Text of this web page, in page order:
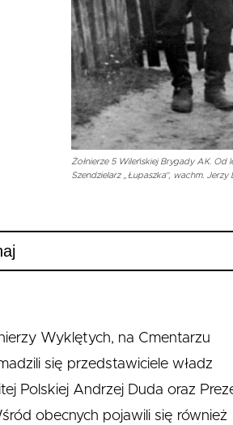
Żołnierze 5 Wileńskiej Brygady AK. Od
Szendzielarz „Łupaszka”, wachm.
Wyklętych, na Cmentarzu
się przedstawiciele władz
Polskiej Andrzej Duda oraz
obecnych pojawili się również